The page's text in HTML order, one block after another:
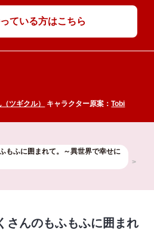
ている方はこちら
ツギクル） キャラクター原案：Tobi
もふに囲まれて。～異世界で幸せに
さんのもふもふに囲まれ